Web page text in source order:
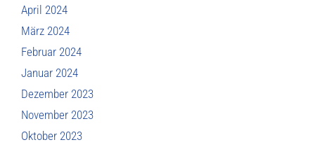
April 2024
März 2024
Februar 2024
Januar 2024
Dezember 2023
November 2023
Oktober 2023